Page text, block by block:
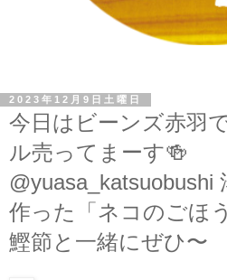
2023年12月9日土曜日
今日はビーンズ赤羽
ル売ってまーす🍻
@yuasa_katsuobushi
作った「ネコのごほ
鰹節と一緒にぜひ〜